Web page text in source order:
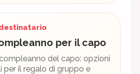
per il capo
del capo: opzioni
per il regalo di gruppo e